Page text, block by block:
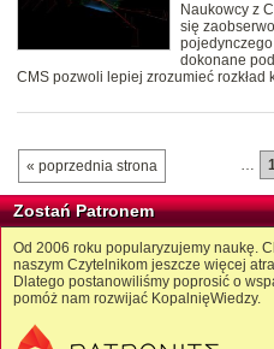
Naukowcy z
się
dokonane
CMS pozwoli lepiej zrozumieć
« poprzednia strona …
Zostań Patronem
Od 2006 roku popularyzujemy naukę.
naszym Czytelnikom jeszcze więcej
Dlatego postanowiliśmy poprosić o
pomóż nam rozwijać KopalnięWiedzy.